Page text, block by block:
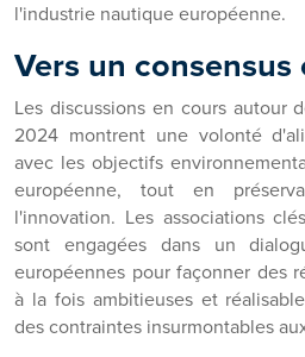
l'industrie nautique européenne.
Vers un consensus
Les discussions en cours autour
2024 montrent une volonté
avec les objectifs
européenne, tout en
l'innovation. Les associations
sont engagées dans un
européennes pour façonner des
à la fois ambitieuses et
des contraintes insurmontables